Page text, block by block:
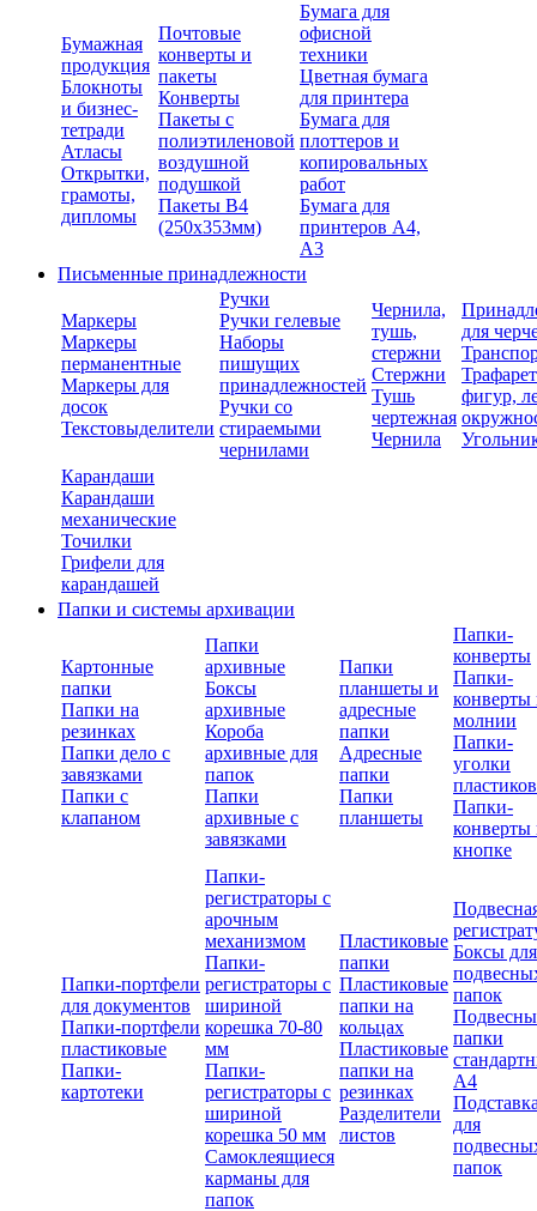
Бумажная
продукция
Блокноты
и бизнес-
тетради
Атласы
Открытки,
грамоты,
дипломы
Почтовые
конверты и
пакеты
Конверты
Пакеты с
полиэтиленовой
воздушной
подушкой
Пакеты В4
(250х353мм)
Бумага для
офисной
техники
Цветная бумага
для принтера
Бумага для
плоттеров и
копировальных
работ
Бумага для
принтеров А4,
А3
Письменные принадлежности
Маркеры
Маркеры
перманентные
Маркеры для
досок
Текстовыделители
Ручки
Ручки гелевые
Наборы
пишущих
принадлежностей
Ручки со
стираемыми
чернилами
Чернила,
тушь,
стержни
Стержни
Тушь
чертежная
Чернила
для
фигур,
Карандаши
Карандаши
механические
Точилки
Грифели для
карандашей
Папки и системы архивации
Картонные
папки
Папки на
резинках
Папки дело с
завязками
Папки с
клапаном
Папки
архивные
Боксы
архивные
Короба
архивные для
папок
Папки
архивные с
завязками
Папки
планшеты и
адресные
папки
Адресные
папки
Папки
планшеты
Папки-
конверты
Папки-
конверты
молнии
Папки-
уголки
Папки-
конверты
кнопке
Папки-портфели
для документов
Папки-портфели
пластиковые
Папки-
картотеки
Папки-
регистраторы с
арочным
механизмом
Папки-
регистраторы с
шириной
корешка 70-80
мм
Папки-
регистраторы с
шириной
корешка 50 мм
Самоклеящиеся
карманы для
папок
Пластиковые
папки
Пластиковые
папки на
кольцах
Пластиковые
папки на
резинках
Разделители
листов
Боксы для
папок
папки
А4
для
папок